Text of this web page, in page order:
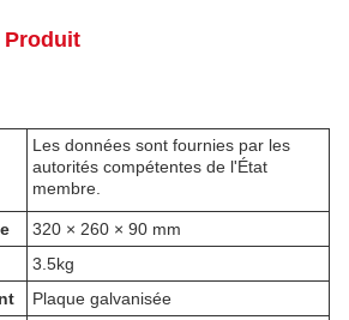
Produit
Les données sont fournies par les
autorités compétentes de l'État
membre.
320 × 260 × 90 mm
3.5kg
Plaque galvanisée